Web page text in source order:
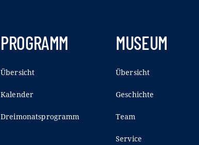
PROGRAMM
Übersicht
Kalender
Dreimonatsprogramm
MUSEUM
Übersicht
Geschichte
Team
Service